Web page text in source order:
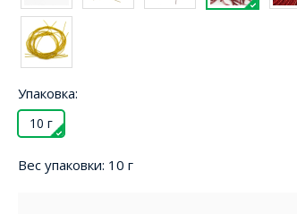
Упаковка:
10 г
Вес упаковки: 10 г